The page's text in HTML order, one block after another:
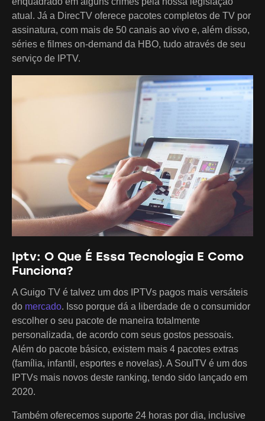
atual. Já a DirecTV oferece pacotes completos de TV por
assinatura, com mais de 50 canais ao vivo e, além disso,
séries e filmes on-demand da HBO, tudo através de seu
serviço de IPTV.
Iptv: O Que É Essa Tecnologia E Como
Funciona?
A Guigo TV é talvez um dos IPTVs pagos mais versáteis
do mercado. Isso porque dá a liberdade de o consumidor
escolher o seu pacote de maneira totalmente
personalizada, de acordo com seus gostos pessoais.
Além do pacote básico, existem mais 4 pacotes extras
(família, infantil, esportes e novelas). A SoulTV é um dos
IPTVs mais novos deste ranking, tendo sido lançado em
2020.
Também oferecemos suporte 24 horas por dia, inclusive